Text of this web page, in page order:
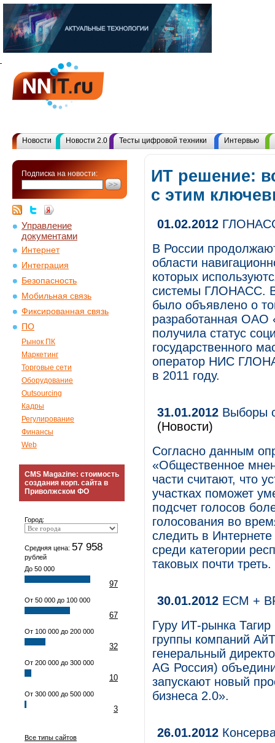
Новости Новости 2.0 Тесты цифровой техники Интервью
Подписка на новости:
Управление
документами
Интернет
Интеграция
Безопасность
Мобильная связь
Фиксированная связь
ПО
Рынок ПК
Маркетинг
Торговые сети
Оборудование
Outsourcing
Кадры
Регулирование
Финансы
Web
CMS Magazine: стоимость
создания корп. сайта в
Приволжском ФО
Город:
Средняя цена: 57 958
рублей
До 50 000
97
От 50 000 до 100 000
67
От 100 000 до 200 000
32
От 200 000 до 300 000
10
От 300 000 до 500 000
3
Все типы сайтов
ИТ решение:
с этим
01.02.2012
В России
области
которых
системы ГЛОНАСС. В
было объявлено о
разработанная ОАО
получила статус
государственного
оператор НИС
в 2011 году.
31.01.2012 Выборы
(Новости)
Согласно данным
«Общественное
части считают, что
участках поможет
подсчет голосов
голосования во
следить в
среди категории
таковых почти треть.
30.01.2012 ECM +
Гуру ИТ-рынка
группы компаний
генеральный
AG Россия)
запускают новый
бизнеса 2.0».
26.01.2012